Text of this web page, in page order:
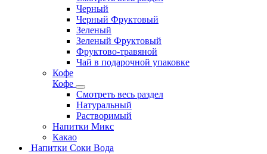
Черный
Черный Фруктовый
Зеленый
Зеленый Фруктовый
Фруктово-травяной
Чай в подарочной упаковке
Кофе
Кофе
Смотреть весь раздел
Натуральный
Растворимый
Напитки Микс
Какао
Напитки Соки Вода